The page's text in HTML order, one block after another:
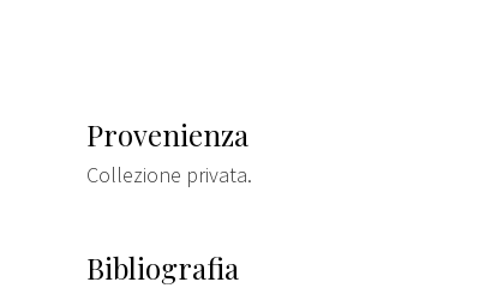
Provenienza
Collezione privata.
Bibliografia